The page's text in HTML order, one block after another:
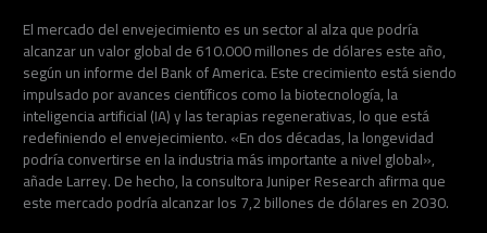
El mercado del envejecimiento es un sector al alza que podría
alcanzar un valor global de 610.000 millones de dólares este año,
según un informe del Bank of America. Este crecimiento está siendo
impulsado por avances científicos como la biotecnología, la
inteligencia artificial (IA) y las terapias regenerativas, lo que está
redefiniendo el envejecimiento. «En dos décadas, la longevidad
podría convertirse en la industria más importante a nivel global»,
añade Larrey. De hecho, la consultora Juniper Research afirma que
este mercado podría alcanzar los 7,2 billones de dólares en 2030.